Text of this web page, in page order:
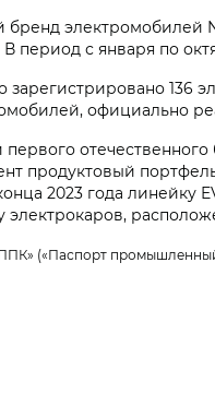
бренд электромобилей
период с января по
зарегистрировано 136
официально
продуктовый
2023 года
электрокаров,
(«Паспорт